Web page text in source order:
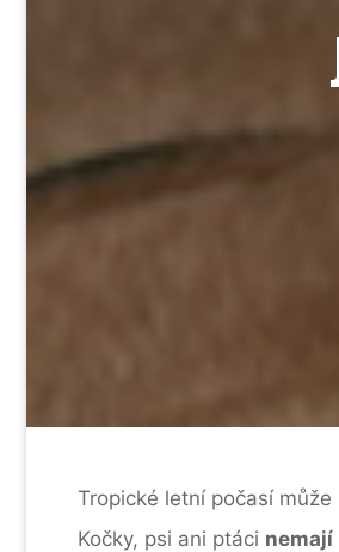
Tropické letní počasí
Kočky, psi ani ptáci nemají